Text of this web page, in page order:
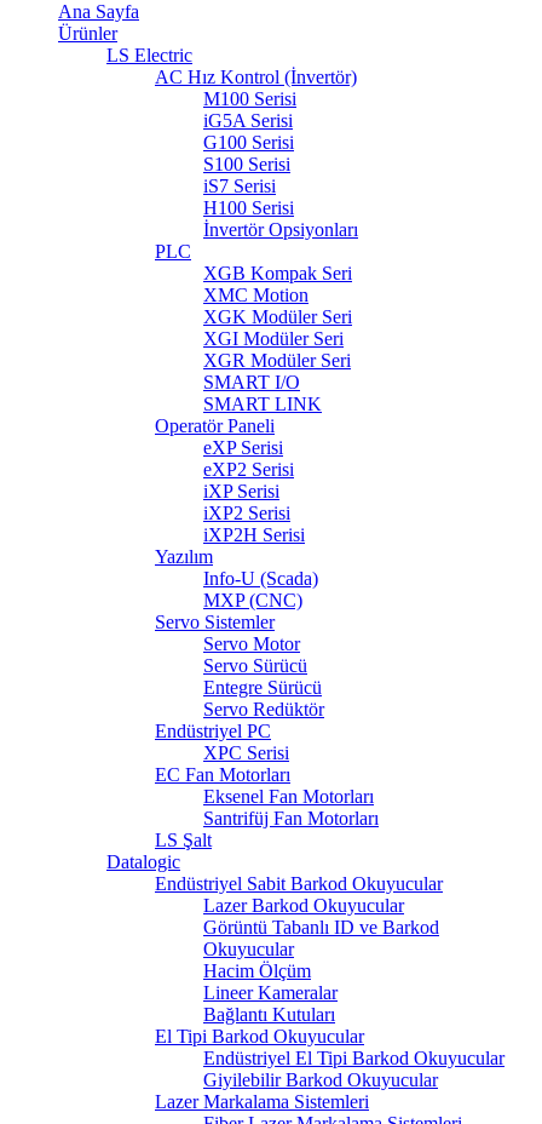
Ana Sayfa
Ürünler
LS Electric
AC Hız Kontrol (İnvertör)
M100 Serisi
iG5A Serisi
G100 Serisi
S100 Serisi
iS7 Serisi
H100 Serisi
İnvertör Opsiyonları
PLC
XGB Kompak Seri
XMC Motion
XGK Modüler Seri
XGI Modüler Seri
XGR Modüler Seri
SMART I/O
SMART LINK
Operatör Paneli
eXP Serisi
eXP2 Serisi
iXP Serisi
iXP2 Serisi
iXP2H Serisi
Yazılım
Info-U (Scada)
MXP (CNC)
Servo Sistemler
Servo Motor
Servo Sürücü
Entegre Sürücü
Servo Redüktör
Endüstriyel PC
XPC Serisi
EC Fan Motorları
Eksenel Fan Motorları
Santrifüj Fan Motorları
LS Şalt
Datalogic
Endüstriyel Sabit Barkod Okuyucular
Lazer Barkod Okuyucular
Görüntü Tabanlı ID ve Barkod
Okuyucular
Hacim Ölçüm
Lineer Kameralar
Bağlantı Kutuları
El Tipi Barkod Okuyucular
Endüstriyel El Tipi Barkod Okuyucular
Giyilebilir Barkod Okuyucular
Lazer Markalama Sistemleri